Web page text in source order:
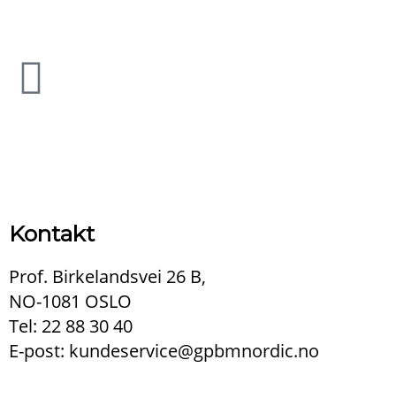
Kontakt
Prof. Birkelandsvei 26 B,
NO-1081 OSLO
Tel: 22 88 30 40
E-post: kundeservice@gpbmnordic.no